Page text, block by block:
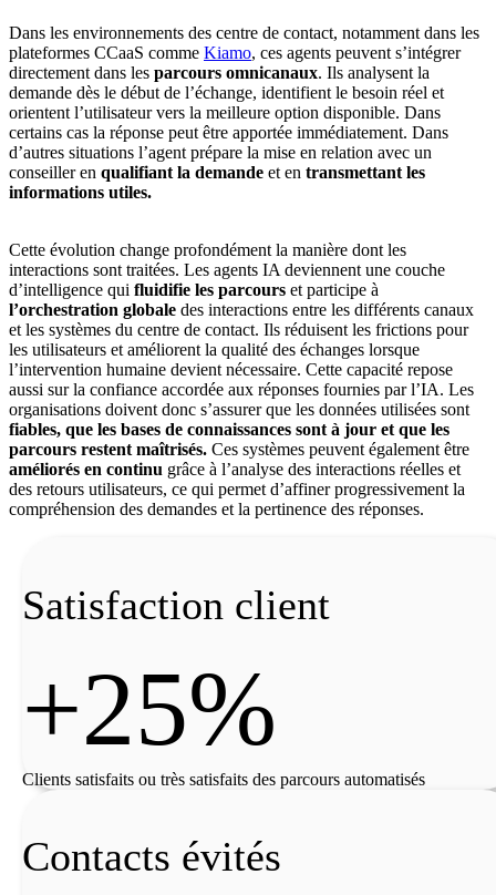
Dans les environnements des centre de contact, notamment dans les
plateformes CCaaS comme Kiamo, ces agents peuvent s’intégrer
directement dans les parcours omnicanaux. Ils analysent la
demande dès le début de l’échange, identifient le besoin réel et
orientent l’utilisateur vers la meilleure option disponible. Dans
certains cas la réponse peut être apportée immédiatement. Dans
d’autres situations l’agent prépare la mise en relation avec un
conseiller en qualifiant la demande et en transmettant les
informations utiles.
Cette évolution change profondément la manière dont les
interactions sont traitées. Les agents IA deviennent une couche
d’intelligence qui fluidifie les parcours et participe à
l’orchestration globale des interactions entre les différents canaux
et les systèmes du centre de contact. Ils réduisent les frictions pour
les utilisateurs et améliorent la qualité des échanges lorsque
l’intervention humaine devient nécessaire. Cette capacité repose
aussi sur la confiance accordée aux réponses fournies par l’IA. Les
organisations doivent donc s’assurer que les données utilisées sont
fiables, que les bases de connaissances sont à jour et que les
parcours restent maîtrisés. Ces systèmes peuvent également être
améliorés en continu grâce à l’analyse des interactions réelles et
des retours utilisateurs, ce qui permet d’affiner progressivement la
compréhension des demandes et la pertinence des réponses.
Satisfaction client
+25%
Clients satisfaits ou très satisfaits des parcours automatisés
Contacts évités